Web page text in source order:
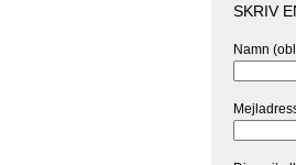
SKRIV
Namn